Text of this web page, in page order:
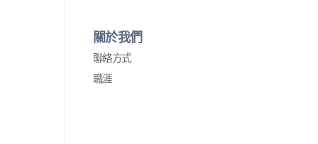
關於​我們
聯絡​方式
職涯